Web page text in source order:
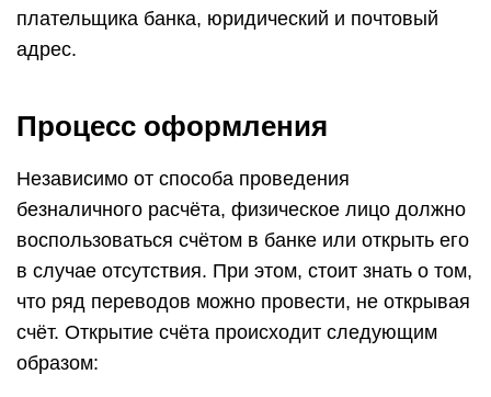
плательщика банка, юридический и почтовый
адрес.
Процесс оформления
Независимо от способа проведения
безналичного расчёта, физическое лицо должно
воспользоваться счётом в банке или открыть его
в случае отсутствия. При этом, стоит знать о том,
что ряд переводов можно провести, не открывая
счёт. Открытие счёта происходит следующим
образом: